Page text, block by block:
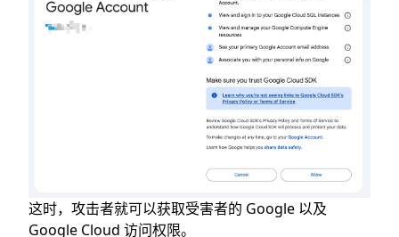
这时，攻击者就可以获取受害者的 Google 以及
Google Cloud 访问权限。